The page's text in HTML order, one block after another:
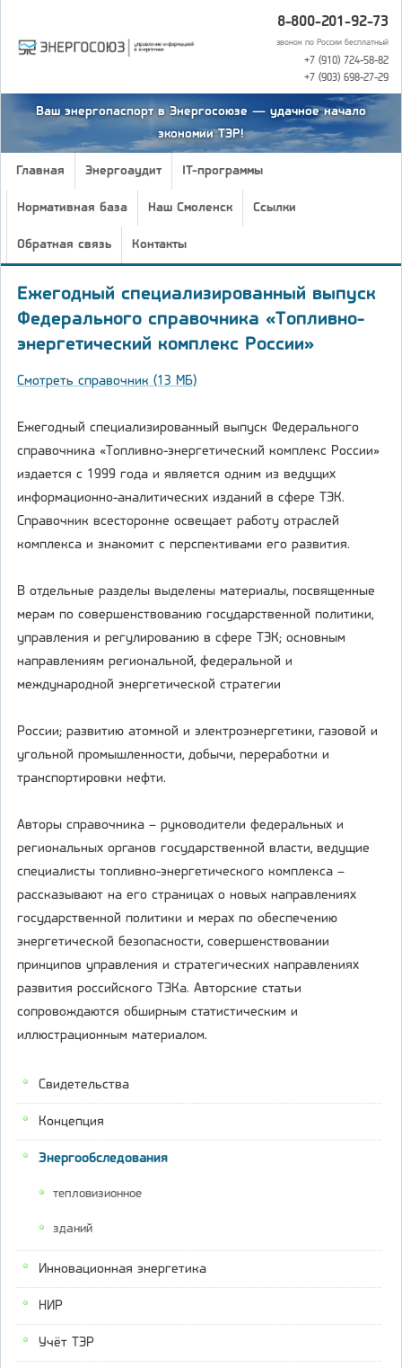
8-800-201-92-73
звонок по России бесплатный
+7 (910) 724-58-82
+7 (903) 698-27-29
Ваш энергопаспорт в Энергосоюзе — удачное начало
экономии ТЭР!
Главная Энергоаудит IT-программы
Нормативная база Наш Смоленск Ссылки
Обратная связь Контакты
Свидетельства
Концепция
Энергообследования
тепловизионное
зданий
Инновационная энергетика
НИР
Учёт ТЭР
Ежегодный специализированный выпуск
Федерального справочника «Топливно-
энергетический комплекс России»
Cмотреть справочник (13 МБ)
Ежегодный специализированный выпуск Федерального
справочника «Топливно-энергетический комплекс России»
издается с 1999 года и является одним из ведущих
информационно-аналитических изданий в сфере ТЭК.
Справочник всесторонне освещает работу отраслей
комплекса и знакомит с перспективами его развития.
В отдельные разделы выделены материалы, посвященные
мерам по совершенствованию государственной политики,
управления и регулированию в сфере ТЭК; основным
направлениям региональной, федеральной и
международной энергетической стратегии
России; развитию атомной и электроэнергетики, газовой и
угольной промышленности, добычи, переработки и
транспортировки нефти.
Авторы справочника – руководители федеральных и
региональных органов государственной власти, ведущие
специалисты топливно-энергетического комплекса –
рассказывают на его страницах о новых направлениях
государственной политики и мерах по обеспечению
энергетической безопасности, совершенствовании
принципов управления и стратегических направлениях
развития российского ТЭКа. Авторские статьи
сопровождаются обширным статистическим и
иллюстрационным материалом.